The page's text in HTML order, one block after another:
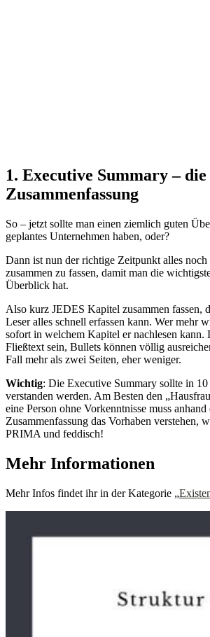
1. Executive Summary – die
Zusammenfassung
So – jetzt sollte man einen ziemlich guten
geplantes Unternehmen haben, oder?
Dann ist nun der richtige Zeitpunkt alles
zusammen zu fassen, damit man die
Überblick hat.
Also kurz JEDES Kapitel zusammen fassen,
Leser alles schnell erfassen kann. Wer mehr
sofort in welchem Kapitel er nachlesen kann.
Fließtext sein, Bullets können völlig
Fall mehr als zwei Seiten, eher weniger.
Wichtig: Die Executive Summary sollte in
verstanden werden. Am Besten den
eine Person ohne Vorkenntnisse muss anhand
Zusammenfassung das Vorhaben verstehen,
PRIMA und feddisch!
Mehr Informationen
Mehr Infos findet ihr in der Kategorie „